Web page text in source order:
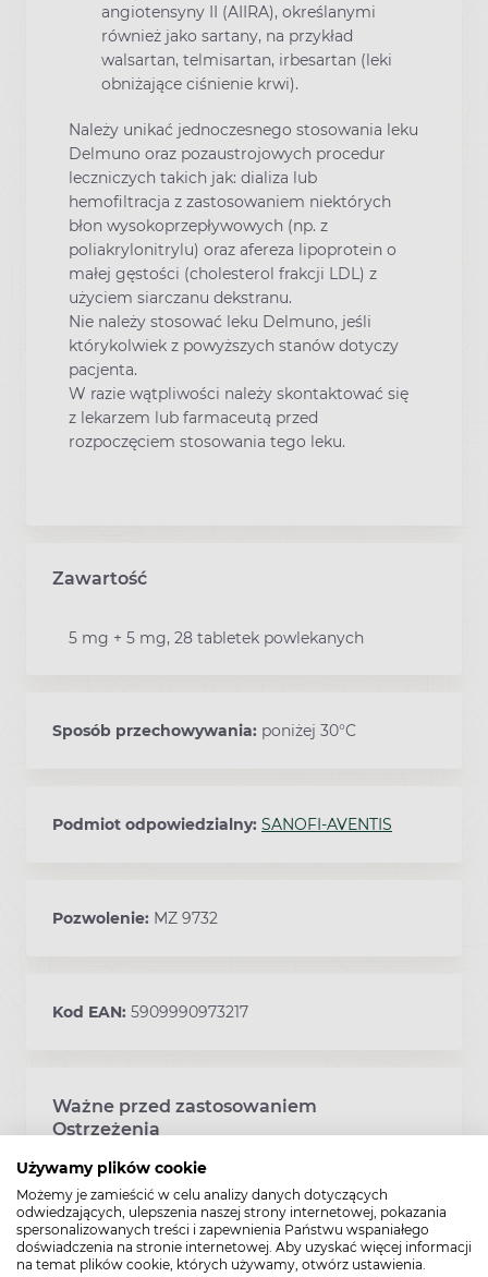
Używamy plików cookie
Możemy je zamieścić w celu analizy danych dotyczących
odwiedzających, ulepszenia naszej strony internetowej, pokazania
spersonalizowanych treści i zapewnienia Państwu wspaniałego
doświadczenia na stronie internetowej. Aby uzyskać więcej informacji
na temat plików cookie, których używamy, otwórz ustawienia.
angiotensyny II (AIIRA), określanymi
również jako sartany, na przykład
walsartan, telmisartan, irbesartan (leki
obniżające ciśnienie krwi).
Należy unikać jednoczesnego stosowania leku
Delmuno oraz pozaustrojowych procedur
leczniczych takich jak: dializa lub
hemofiltracja z zastosowaniem niektórych
błon wysokoprzepływowych (np. z
poliakrylonitrylu) oraz afereza lipoprotein o
małej gęstości (cholesterol frakcji LDL) z
użyciem siarczanu dekstranu.
Nie należy stosować leku Delmuno, jeśli
którykolwiek z powyższych stanów dotyczy
pacjenta.
W razie wątpliwości należy skontaktować się
z lekarzem lub farmaceutą przed
rozpoczęciem stosowania tego leku.
Zawartość
5 mg + 5 mg, 28 tabletek powlekanych
Sposób przechowywania: poniżej 30°C
Podmiot odpowiedzialny: SANOFI-AVENTIS
Pozwolenie: MZ 9732
Kod EAN: 5909990973217
Ważne przed zastosowaniem
Ostrzeżenia
Przed rozpoczęciem przyjmowania leku
Delmuno należy omówić to z lekarzem lub
farmaceutą.
Należy zachować ostrożność w następujących